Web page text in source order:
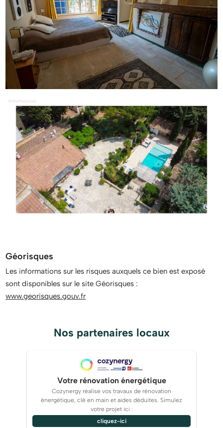
Géorisques
Les informations sur les risques auxquels ce bien est exposé
sont disponibles sur le site Géorisques :
www.georisques.gouv.fr
Nos partenaires locaux
Votre rénovation énergétique
Cozynergy réalise vos travaux de rénovation
énergétique, clé en main et aides déduites. Simulez
votre projet ici :
cliquez-ici